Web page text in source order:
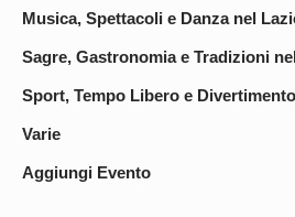
Musica, Spettacoli e Danza nel
Sagre, Gastronomia e Tradizioni
Sport, Tempo Libero e
Varie
Aggiungi Evento